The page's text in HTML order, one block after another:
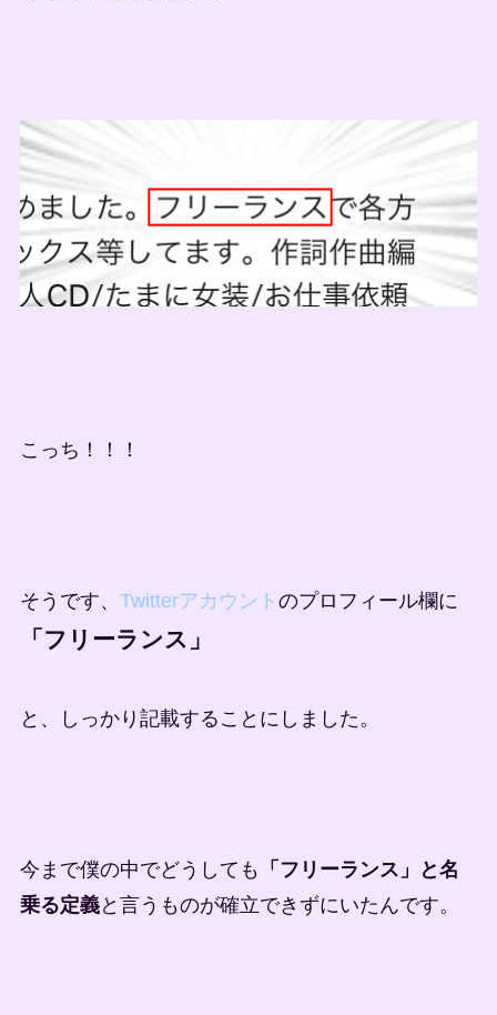
こっち！！！
そうです、 Twitterアカウント のプロフィール欄に
「フリーランス」
と、しっかり記載することにしました。
今まで僕の中でどうしても
「フリーランス」と名
乗る定義と言うものが確立できずにいたんです。